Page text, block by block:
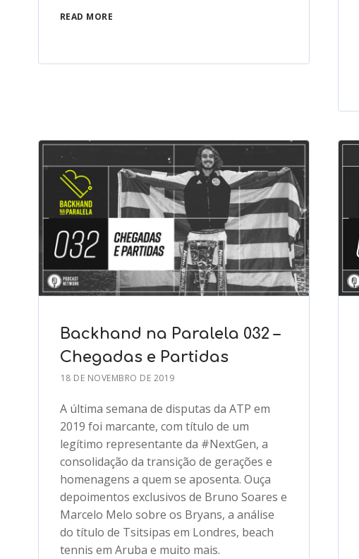
READ MORE
Backhand na Paralela 032 –
Chegadas e Partidas
18 DE NOVEMBRO DE 2019
A última semana de disputas da ATP em
2019 foi marcante, com título de um
legítimo representante da #NextGen, a
consolidação da transição de gerações e
homenagens a quem se aposenta. Ouça
depoimentos exclusivos de Bruno Soares e
Marcelo Melo sobre os Bryans, a análise
do título de Tsitsipas em Londres, beach
tennis em Aruba e muito mais.